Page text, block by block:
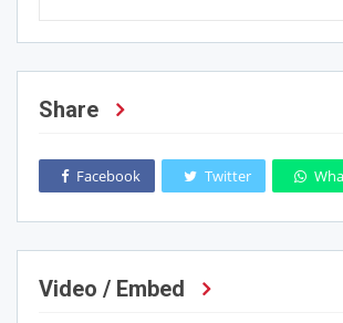
Share
Facebook Twitter
Video / Embed